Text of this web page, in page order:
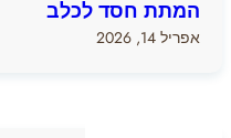
המתת חסד לכלב
אפריל 14, 2026